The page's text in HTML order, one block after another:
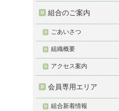
組合のご案内
ごあいさつ
組織概要
アクセス案内
会員専用エリア
組合新着情報